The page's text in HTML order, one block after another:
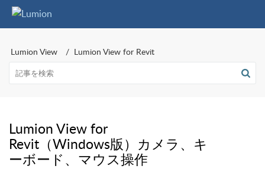
Lumion View Lumion View for Revit
Lumion View for
Revit（Windows版）カメラ、キ
ーボード、マウス操作